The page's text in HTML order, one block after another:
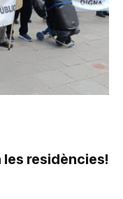
les residències!